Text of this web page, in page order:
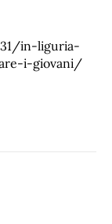
in-liguria-
i-giovani/